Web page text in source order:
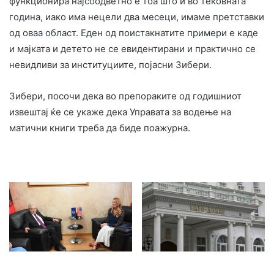
година, иако има нецели два месеци, имаме претставки
од оваа област. Еден од поистакнатите примери е каде
и мајката и детето не се евидентирани и практично се
невидливи за институциите, појасни Зибери.
Зибери, посочи дека во препораките од годишниот
извештај ќе се укаже дека Управата за водење на
матични книги треба да биде поажурна.